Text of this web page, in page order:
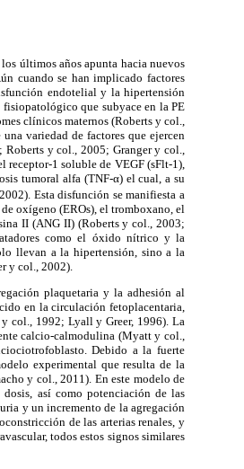
últimos años apunta hacia nuevos
cuando se han implicado factores
endotelial y la hipertensión
que subyace en la PE
clínicos maternos (Roberts y col.,
variedad de factores que ejercen
y col., 2005; Granger y col.,
receptor-1 soluble de VEGF (sFlt-1),
tumoral alfa (TNF-α) el cual, a su
Esta disfunción se manifiesta a
oxígeno (EROs), el tromboxano, el
II (ANG II) (Roberts y col., 2003;
como el óxido nítrico y la
llevan a la hipertensión, sino a la
y col., 2002).
plaquetaria y la adhesión al
en la circulación fetoplacentaria,
col., 1992; Lyall y Greer, 1996). La
calcio-calmodulina (Myatt y col.,
Debido a la fuerte
experimental que resulta de la
y col., 2011). En este modelo de
dosis, así como potenciación de las
y un incremento de la agregación
de las arterias renales, y
todos estos signos similares